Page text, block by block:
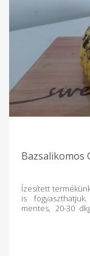
Bazsalikomos
Ízesített
is
mentes, 20-30
nyers tehéntej,